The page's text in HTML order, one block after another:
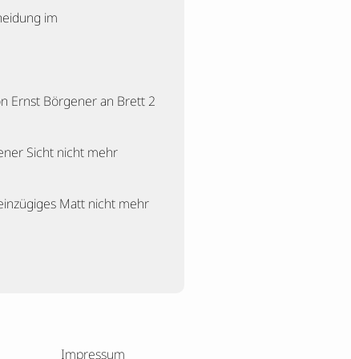
im
Ernst Börgener an Brett 2
Sicht nicht mehr
Matt nicht mehr
Impressum